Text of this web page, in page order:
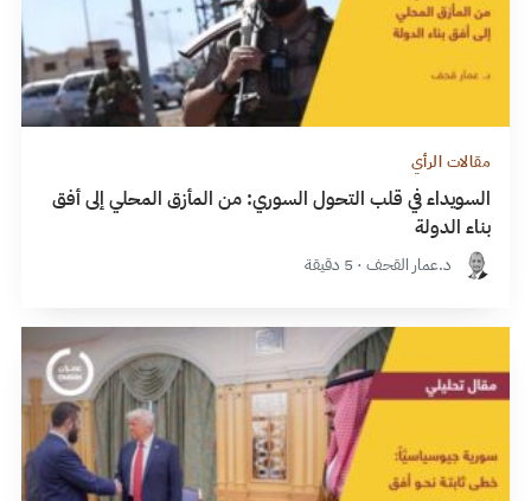
مقالات الرأي
السويداء في قلب التحول السوري: من المأزق المحلي إلى أفق
بناء الدولة
د.عمار القحف · 5 دقيقة